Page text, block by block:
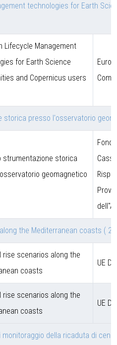
technologies for Earth
Lifecycle Management
for Earth Science
and Copernicus users
storica presso l'osservatorio
strumentazione storica
geomagnetico
the Mediterranean coasts ( 2 )
rise scenarios along the
coasts
UE
rise scenarios along the
coasts
UE
della ricaduta di